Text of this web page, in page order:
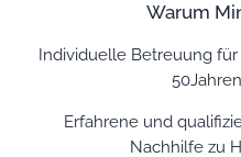
Warum
Individuelle Betreuung
Erfahrene und
Nachhilfe zu